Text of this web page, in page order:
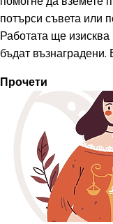
потърси съвета или
Работата ще
бъдат възнаградени.
Прочети